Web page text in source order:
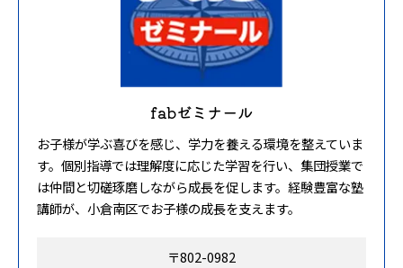
fabゼミナール
お子様が学ぶ喜びを感じ、学力を養える環境を整えていま
す。個別指導では理解度に応じた学習を行い、集団授業で
は仲間と切磋琢磨しながら成長を促します。経験豊富な塾
講師が、小倉南区でお子様の成長を支えます。
〒802-0982